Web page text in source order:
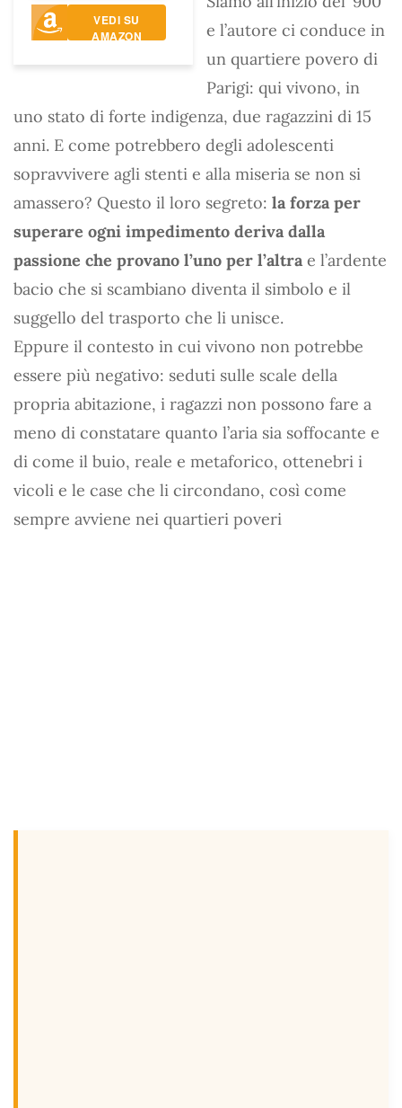
VEDI SU
AMAZON
e l’autore ci conduce in
un quartiere povero di
Parigi: qui vivono, in
uno stato di forte indigenza, due ragazzini di 15
anni. E come potrebbero degli adolescenti
sopravvivere agli stenti e alla miseria se non si
amassero? Questo il loro segreto: la forza per
superare ogni impedimento deriva dalla
passione che provano l’uno per l’altra e l’ardente
bacio che si scambiano diventa il simbolo e il
suggello del trasporto che li unisce.
Eppure il contesto in cui vivono non potrebbe
essere più negativo: seduti sulle scale della
propria abitazione, i ragazzi non possono fare a
meno di constatare quanto l’aria sia soffocante e
di come il buio, reale e metaforico, ottenebri i
vicoli e le case che li circondano, così come
sempre avviene nei quartieri poveri